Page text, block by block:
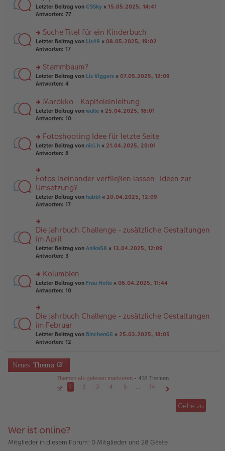
a
g
n
er
tr
a
g
n
g
el
e
n
er
tr
a
g
rs
te
n
g
el
e
n
er
tr
a
g
Letzter Beitrag von CSSky « 15.05.2025, 14:41
Antworten: 77
rs
te
n
g
el
e
n
er
tr
a
g
Suche Titel für ein Kinderbuch
Letzter Beitrag von Lis49 « 08.05.2025, 19:02
Antworten: 17
rs
te
n
g
el
e
n
er
tr
a
g
Stammbaum?
Letzter Beitrag von Lis Viggers « 07.05.2025, 12:09
Antworten: 4
rs
te
n
g
el
e
n
er
B
ei
tr
g
Marokko - Kapiteleinleitung
Letzter Beitrag von wulle « 25.04.2025, 16:01
Antworten: 10
rs
te
u
n
g
el
es
e
er
B
ei
tr
a
g
Fotoshooting Idee für letzte Seite
Letzter Beitrag von nici.h « 21.04.2025, 20:01
Antworten: 8
rs
te
r
u
n
el
es
e
n
er
tr
a
g
Fotos ineinander verfließen lassen- Ideen zur
Umsetzung?
Letzter Beitrag von habbl « 20.04.2025, 12:09
Antworten: 17
rs
te
r
u
n
el
es
e
er
B
ei
tr
a
g
Die Jahrbuch Challenge - zusätzliche Gestaltungen
im April
Letzter Beitrag von Anika58 « 13.04.2025, 12:09
Antworten: 3
rs
te
u
n
g
el
es
e
er
B
ei
Kolumbien
Letzter Beitrag von Frau Holle « 06.04.2025, 11:44
Antworten: 10
rs
te
r
u
n
el
es
g
Die Jahrbuch Challenge - zusätzliche Gestaltungen
im Februar
Letzter Beitrag von Binchen66 « 25.03.2025, 18:05
Antworten: 12
Neues Thema
Themen als gelesen markieren• 418 Themen
v
o
n
1
1 2 3 4 5 …
14
Gehe zu
Wer ist online?
Mitglieder in diesem Forum: 0 Mitglieder und 28 Gäste